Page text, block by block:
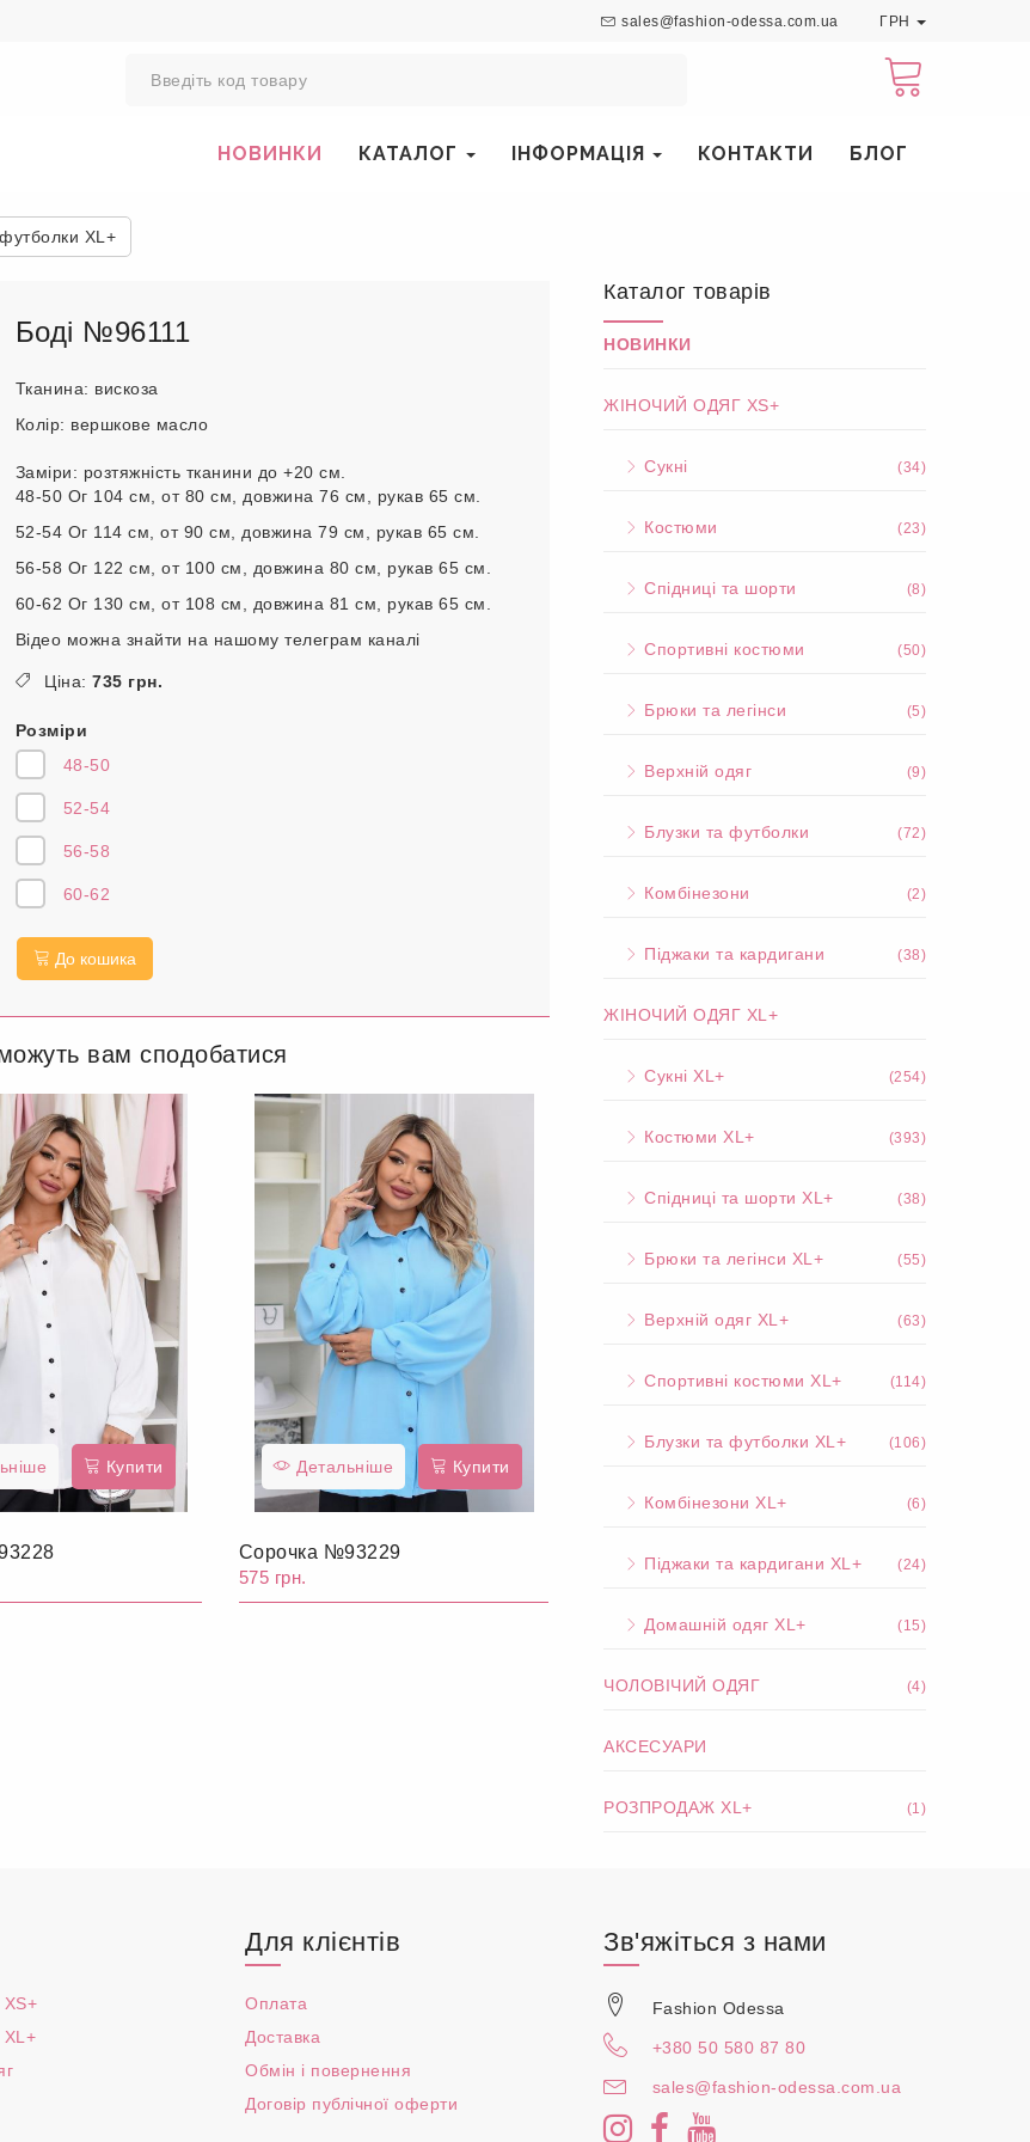
sales@fashion-odessa.com.ua ГРН
НОВИНКИ КАТАЛОГ ІНФОРМАЦІЯ КОНТАКТИ БЛОГ
XL+
Боді №96111
Тканина: вискоза
Колір: вершкове масло
Заміри: розтяжність тканини до +20 см.
48-50 Ог 104 см, от 80 см, довжина 76 см, рукав 65 см.
52-54 Ог 114 см, от 90 см, довжина 79 см, рукав 65 см.
56-58 Ог 122 см, от 100 см, довжина 80 см, рукав 65 см.
60-62 Ог 130 см, от 108 см, довжина 81 см, рукав 65 см.
Відео можна знайти на нашому телеграм каналі
Ціна: 735 грн.
Розміри
48-50
52-54
56-58
60-62
До кошика
вам сподобатися
Купити Детальніше Купити
Сорочка №93229
575 грн.
Каталог товарів
НОВИНКИ
ЖІНОЧИЙ ОДЯГ XS+
Сукні (34)
Костюми (23)
Спідниці та шорти (8)
Спортивні костюми (50)
Брюки та легінси (5)
Верхній одяг (9)
Блузки та футболки (72)
Комбінезони (2)
Піджаки та кардигани (38)
ЖІНОЧИЙ ОДЯГ XL+
Сукні XL+ (254)
Костюми XL+ (393)
Спідниці та шорти XL+ (38)
Брюки та легінси XL+ (55)
Верхній одяг XL+ (63)
Спортивні костюми XL+ (114)
Блузки та футболки XL+ (106)
Комбінезони XL+ (6)
Піджаки та кардигани XL+ (24)
Домашній одяг XL+ (15)
ЧОЛОВІЧИЙ ОДЯГ (4)
АКСЕСУАРИ
РОЗПРОДАЖ XL+ (1)
XS+
XL+
Для клієнтів
Оплата
Доставка
Обмін і повернення
Договір публічної оферти
Зв'яжіться з нами
Fashion Odessa
+380 50 580 87 80
sales@fashion-odessa.com.ua